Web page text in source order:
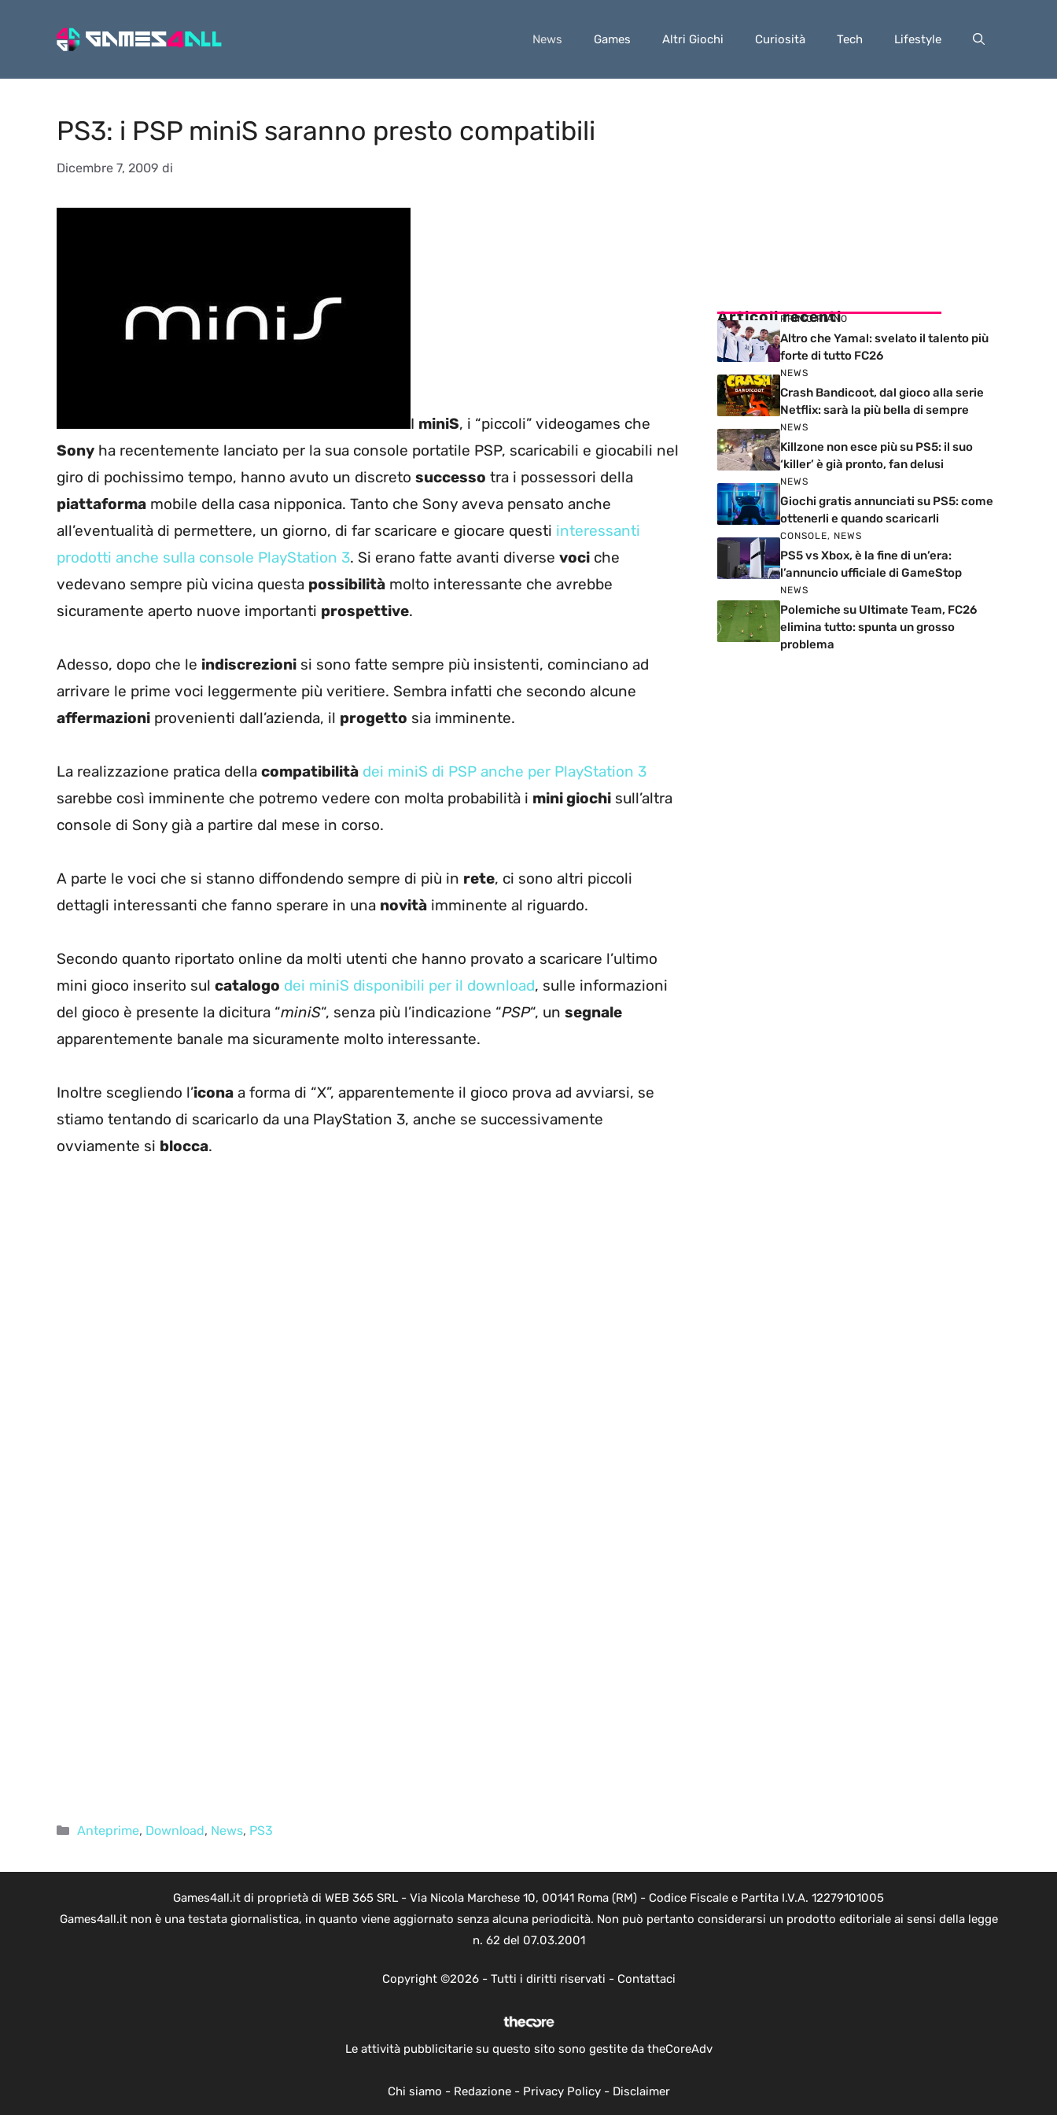
News Games Altri Giochi Curiosità Tech Lifestyle
PS3: i PSP miniS saranno presto compatibili
Dicembre 7, 2009 di
I miniS, i “piccoli” videogames che
Sony ha recentemente lanciato per la sua console portatile PSP, scaricabili e giocabili nel
giro di pochissimo tempo, hanno avuto un discreto successo tra i possessori della
piattaforma mobile della casa nipponica. Tanto che Sony aveva pensato anche
all’eventualità di permettere, un giorno, di far scaricare e giocare questi interessanti
prodotti anche sulla console PlayStation 3. Si erano fatte avanti diverse voci che
vedevano sempre più vicina questa possibilità molto interessante che avrebbe
sicuramente aperto nuove importanti prospettive.
Adesso, dopo che le indiscrezioni si sono fatte sempre più insistenti, cominciano ad
arrivare le prime voci leggermente più veritiere. Sembra infatti che secondo alcune
affermazioni provenienti dall’azienda, il progetto sia imminente.
La realizzazione pratica della compatibilità dei miniS di PSP anche per PlayStation 3
sarebbe così imminente che potremo vedere con molta probabilità i mini giochi sull’altra
console di Sony già a partire dal mese in corso.
A parte le voci che si stanno diffondendo sempre di più in rete, ci sono altri piccoli
dettagli interessanti che fanno sperare in una novità imminente al riguardo.
Secondo quanto riportato online da molti utenti che hanno provato a scaricare l’ultimo
mini gioco inserito sul catalogo dei miniS disponibili per il download, sulle informazioni
del gioco è presente la dicitura “miniS“, senza più l’indicazione “PSP“, un segnale
apparentemente banale ma sicuramente molto interessante.
Inoltre scegliendo l’icona a forma di “X”, apparentemente il gioco prova ad avviarsi, se
stiamo tentando di scaricarlo da una PlayStation 3, anche se successivamente
ovviamente si blocca.
Categorie
Anteprime, Download, News, PS3
Articoli recenti
PRIMO PIANO
Altro che Yamal: svelato il talento più
forte di tutto FC26
NEWS
Crash Bandicoot, dal gioco alla serie
Netflix: sarà la più bella di sempre
NEWS
Killzone non esce più su PS5: il suo
‘killer’ è già pronto, fan delusi
NEWS
Giochi gratis annunciati su PS5: come
ottenerli e quando scaricarli
CONSOLE, NEWS
PS5 vs Xbox, è la fine di un’era:
l’annuncio ufficiale di GameStop
NEWS
Polemiche su Ultimate Team, FC26
elimina tutto: spunta un grosso
problema
Games4all.it di proprietà di WEB 365 SRL - Via Nicola Marchese 10, 00141 Roma (RM) - Codice Fiscale e Partita I.V.A. 12279101005
Games4all.it non è una testata giornalistica, in quanto viene aggiornato senza alcuna periodicità. Non può pertanto considerarsi un prodotto editoriale ai sensi della legge
n. 62 del 07.03.2001
Copyright ©2026 - Tutti i diritti riservati - Contattaci
Le attività pubblicitarie su questo sito sono gestite da theCoreAdv
Chi siamo - Redazione- Privacy Policy- Disclaimer